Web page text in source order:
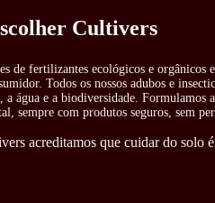
Cultivers
de fertilizantes ecológicos e
Todos os nossos adubos e
a água e a biodiversidade. Formulamos
sempre com produtos seguros, sem
acreditamos que cuidar do solo